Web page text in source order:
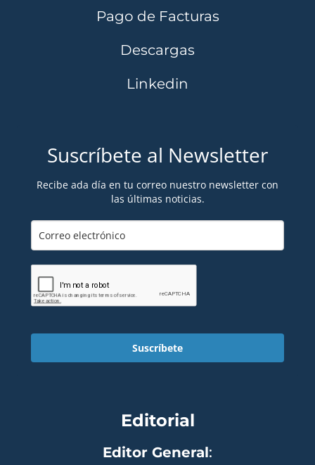
Pago de Facturas
Descargas
Linkedin
Suscríbete al Newsletter
Recibe ada día en tu correo nuestro newsletter con
las últimas noticias.
Suscríbete
Editorial
Editor General: